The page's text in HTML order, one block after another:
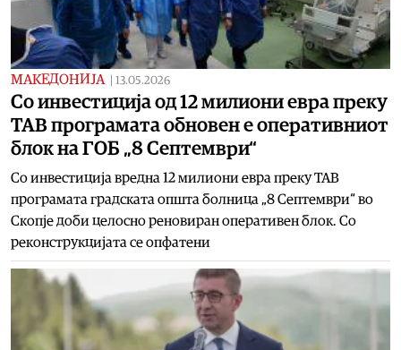
МАКЕДОНИЈА 13.05.2026
Со инвестиција од 12 милиони евра преку
ТАВ програмата обновен е оперативниот
блок на ГОБ „8 Септември“
Со инвестиција вредна 12 милиони евра преку ТАВ
програмата градската општа болница „8 Септември“ во
Скопје доби целосно реновиран оперативен блок. Со
реконструкцијата се опфатени